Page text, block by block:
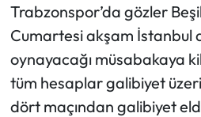
Trabzonspor’da gözler
Cumartesi akşam İstanbul
oynayacağı müsabakaya
tüm hesaplar galibiyet
dört maçından galibiyet
Ekonomi
Sağlık
Turizm